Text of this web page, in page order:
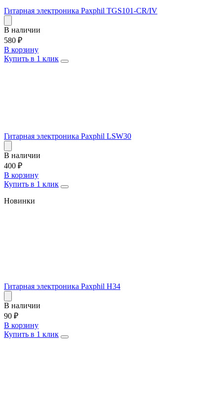
Гитарная электроника Paxphil TGS101-CR/IV
В наличии
580 ₽
В корзину
Купить в 1 клик
Гитарная электроника Paxphil LSW30
В наличии
400 ₽
В корзину
Купить в 1 клик
Новинки
Гитарная электроника Paxphil H34
В наличии
90 ₽
В корзину
Купить в 1 клик